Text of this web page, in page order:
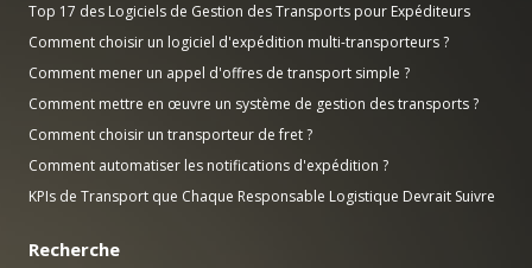
Top 17 des Logiciels de Gestion des Transports pour Expéditeurs
Comment choisir un logiciel d'expédition multi-transporteurs ?
Comment mener un appel d'offres de transport simple ?
Comment mettre en œuvre un système de gestion des transports ?
Comment choisir un transporteur de fret ?
Comment automatiser les notifications d'expédition ?
KPIs de Transport que Chaque Responsable Logistique Devrait Suivre
Recherche